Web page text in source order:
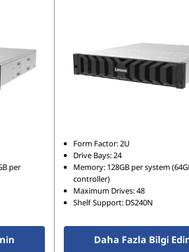
per
Form Factor: 2U
Drive Bays: 24
Memory: 128GB per system
controller)
Maximum Drives: 48
Shelf Support: DS240N
Daha Fazla Bilgi